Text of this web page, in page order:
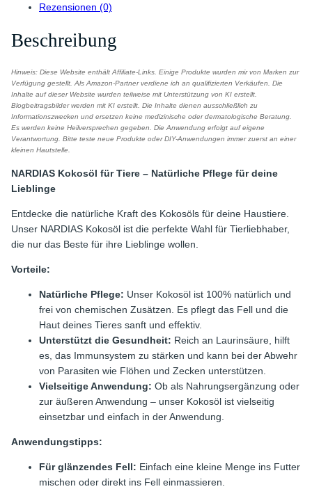
Rezensionen (0)
Beschreibung
Hinweis: Diese Website enthält Affiliate-Links. Einige Produkte wurden mir von Marken zur
Verfügung gestellt. Als Amazon-Partner verdiene ich an qualifizierten Verkäufen. Die
Inhalte auf dieser Website wurden teilweise mit Unterstützung von KI erstellt.
Blogbeitragsbilder werden mit KI erstellt. Die Inhalte dienen ausschließlich zu
Informationszwecken und ersetzen keine medizinische oder dermatologische Beratung.
Es werden keine Heilversprechen gegeben. Die Anwendung erfolgt auf eigene
Verantwortung. Bitte teste neue Produkte oder DIY-Anwendungen immer zuerst an einer
kleinen Hautstelle.
NARDIAS Kokosöl für Tiere – Natürliche Pflege für deine
Lieblinge
Entdecke die natürliche Kraft des Kokosöls für deine Haustiere.
Unser NARDIAS Kokosöl ist die perfekte Wahl für Tierliebhaber,
die nur das Beste für ihre Lieblinge wollen.
Vorteile:
Natürliche Pflege: Unser Kokosöl ist 100% natürlich und
frei von chemischen Zusätzen. Es pflegt das Fell und die
Haut deines Tieres sanft und effektiv.
Unterstützt die Gesundheit: Reich an Laurinsäure, hilft
es, das Immunsystem zu stärken und kann bei der Abwehr
von Parasiten wie Flöhen und Zecken unterstützen.
Vielseitige Anwendung: Ob als Nahrungsergänzung oder
zur äußeren Anwendung – unser Kokosöl ist vielseitig
einsetzbar und einfach in der Anwendung.
Anwendungstipps:
Für glänzendes Fell: Einfach eine kleine Menge ins Futter
mischen oder direkt ins Fell einmassieren.